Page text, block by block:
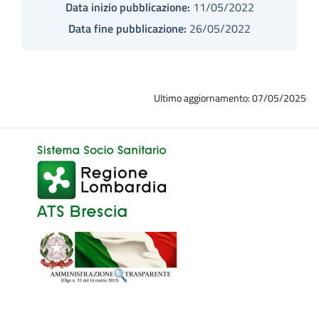
Data inizio pubblicazione: 11/05/2022
Data fine pubblicazione: 26/05/2022
Ultimo aggiornamento: 07/05/2025